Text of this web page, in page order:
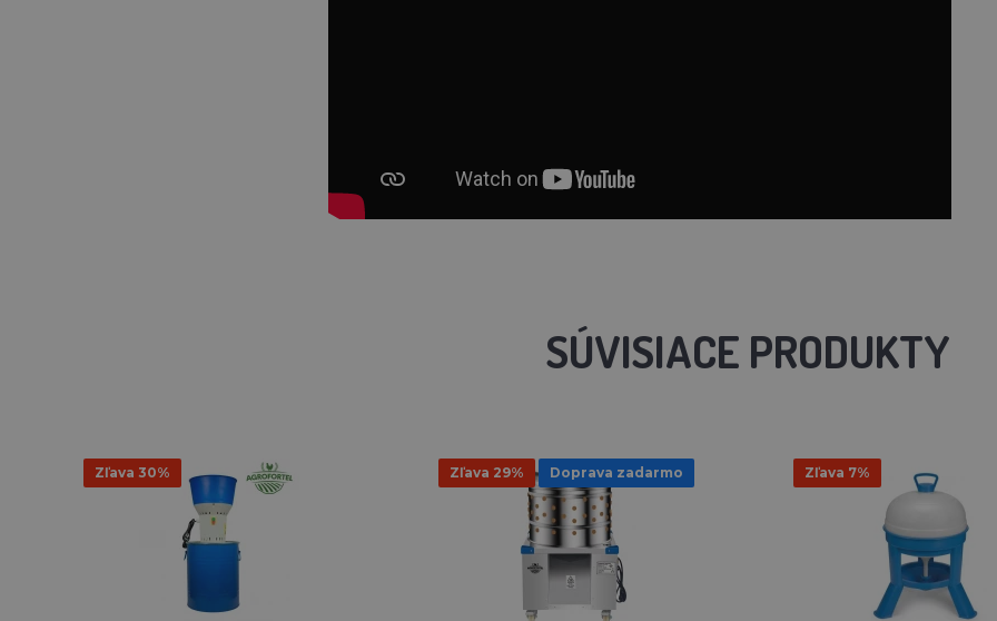
SÚVISIACE PRODUKTY
Zľava 30% Zľava 29% Doprava zadarmo Zľava 7%